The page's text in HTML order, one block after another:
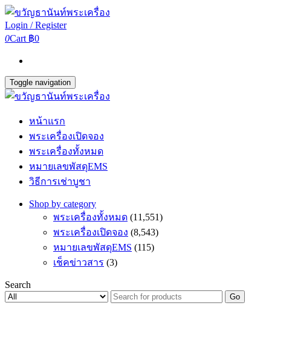
Login / Register
0Cart ฿0
Toggle navigation
หน้าแรก
พระเครื่องเปิดจอง
พระเครื่องทั้งหมด
หมายเลขพัสดุEMS
วิธีการเช่าบูชา
Shop by category
พระเครื่องทั้งหมด (11,551)
พระเครื่องเปิดจอง (8,543)
หมายเลขพัสดุEMS (115)
เช็คข่าวสาร (3)
Search
Go